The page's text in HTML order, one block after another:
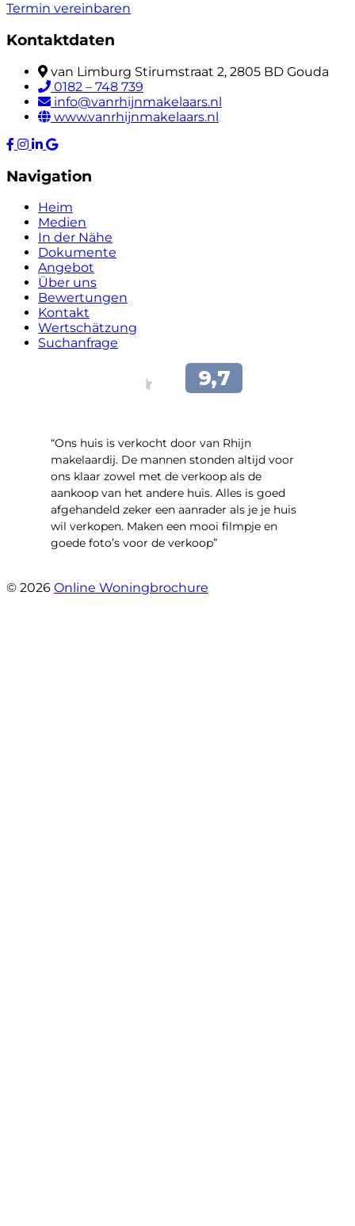
Termin vereinbaren
Kontaktdaten
van Limburg Stirumstraat 2, 2805 BD Gouda
0182 – 748 739
info@vanrhijnmakelaars.nl
www.vanrhijnmakelaars.nl
Navigation
Heim
Medien
In der Nähe
Dokumente
Angebot
Über uns
Bewertungen
Kontakt
Wertschätzung
Suchanfrage
“Ons huis is verkocht door van Rhijn
makelaardij. De mannen stonden altijd voor
ons klaar zowel met de verkoop als de
aankoop van het andere huis. Alles is goed
afgehandeld zeker een aanrader als je je huis
wil verkopen. Maken een mooi filmpje en
goede foto’s voor de verkoop”
© 2026 Online Woningbrochure